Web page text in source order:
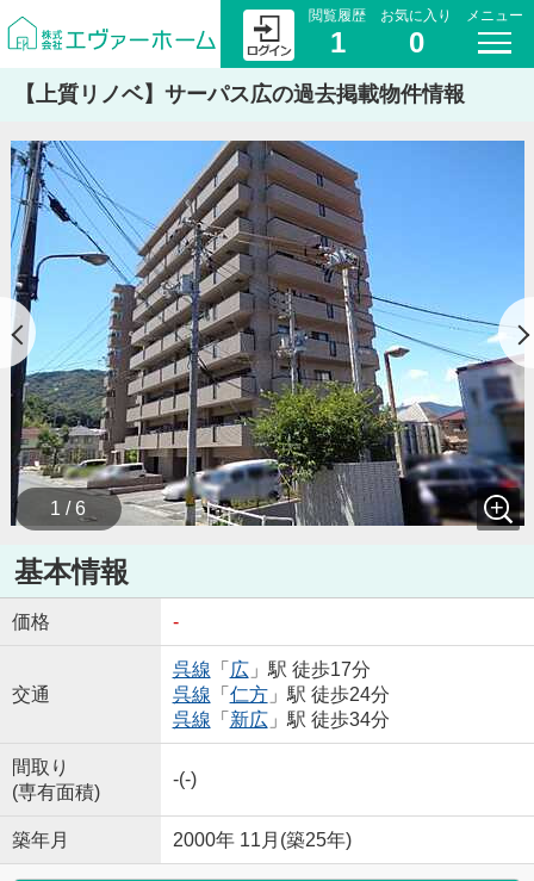
閲覧履歴
1
お気に入り
0
メニュー
【上質リノベ】サーパス広の過去掲載物件情報
1 / 6
基本情報
価格 -
交通
呉線 「 広」駅 徒歩17分
呉線 「 仁方」駅 徒歩24分
呉線 「 新広」駅 徒歩34分
間取り
(専有面積)
-(-)
築年月 2000年 11月(築25年)